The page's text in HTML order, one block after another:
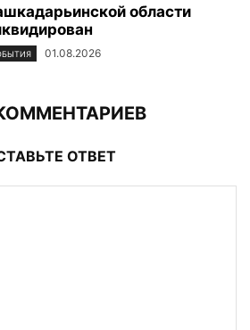
области
01.08.2026
ОТВЕТ